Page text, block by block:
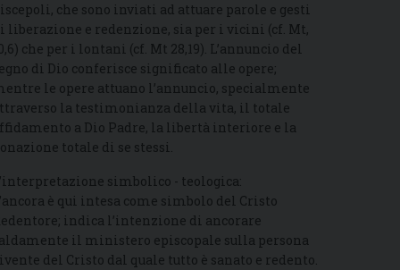
che sono inviati ad attuare parole e gesti
liberazione e redenzione, sia per i vicini (cf. Mt,
che per i lontani (cf. Mt 28,19). L’annuncio del
di Dio conferisce significato alle opere;
le opere attuano l’annuncio, specialmente
la testimonianza della vita, il totale
a Dio Padre, la libertà interiore e la
totale di se stessi.
simbolico - teologica:
è qui intesa come simbolo del Cristo
indica l’intenzione di ancorare
il ministero episcopale sulla persona
del Cristo dal quale tutto è sanato e redento.